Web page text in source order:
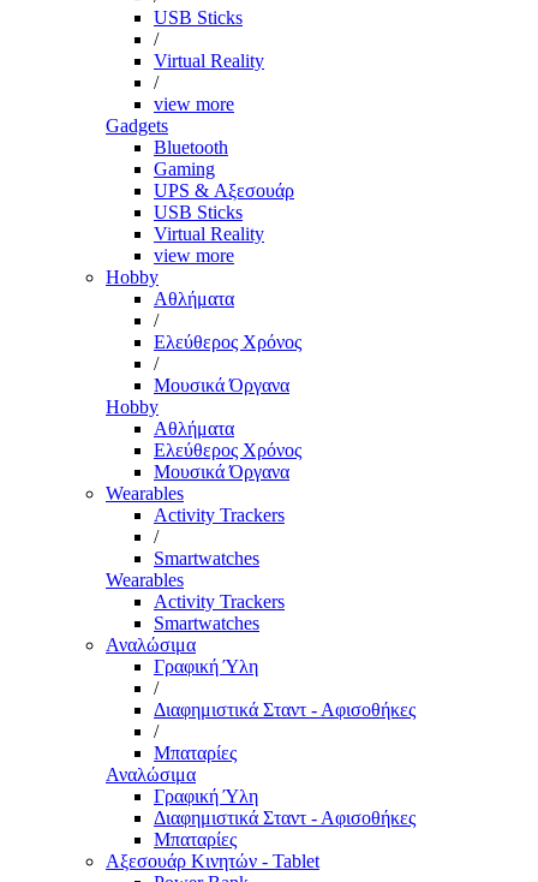
USB Sticks
/
Virtual Reality
/
view more
Gadgets
Bluetooth
Gaming
UPS & Αξεσουάρ
USB Sticks
Virtual Reality
view more
Hobby
Αθλήματα
/
Ελεύθερος Χρόνος
/
Μουσικά Όργανα
Hobby
Αθλήματα
Ελεύθερος Χρόνος
Μουσικά Όργανα
Wearables
Activity Trackers
/
Smartwatches
Wearables
Activity Trackers
Smartwatches
Αναλώσιμα
Γραφική Ύλη
/
Διαφημιστικά Σταντ - Αφισοθήκες
/
Μπαταρίες
Αναλώσιμα
Γραφική Ύλη
Διαφημιστικά Σταντ - Αφισοθήκες
Μπαταρίες
Αξεσουάρ Κινητών - Tablet